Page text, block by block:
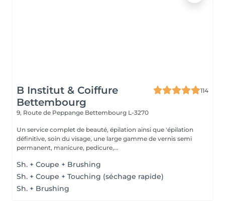
B Institut & Coiffure
Bettembourg
114
9, Route de Peppange Bettembourg L-3270
Un service complet de beauté, épilation ainsi que 'épilation
définitive, soin du visage, une large gamme de vernis semi
permanent, manicure, pedicure,...
Sh. + Coupe + Brushing
Sh. + Coupe + Touching (séchage rapide)
Sh. + Brushing